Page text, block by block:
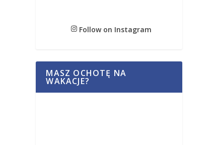
Follow on Instagram
MASZ OCHOTĘ NA
WAKACJE?